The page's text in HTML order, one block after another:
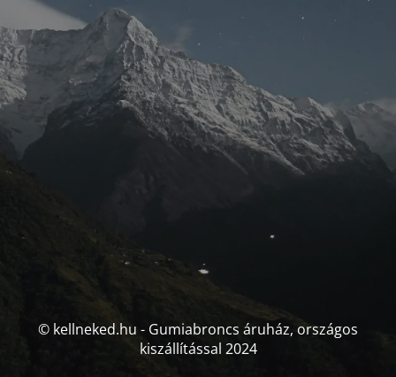
© kellneked.hu - Gumiabroncs áruház, országos
kiszállítással 2024